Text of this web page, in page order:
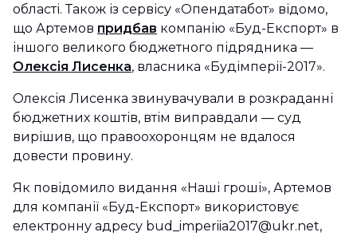
області. Також із сервісу «Опендатабот» відомо,
що Артемов придбав компанію «Буд-Експорт» в
іншого великого бюджетного підрядника —
Олексія Лисенка, власника «Будімперії-2017».
Олексія Лисенка звинувачували в розкраданні
бюджетних коштів, втім виправдали — суд
вирішив, що правоохоронцям не вдалося
довести провину.
Як повідомило видання «Наші гроші», Артемов
для компанії «Буд-Експорт» використовує
електронну адресу bud_imperiia2017@ukr.net,